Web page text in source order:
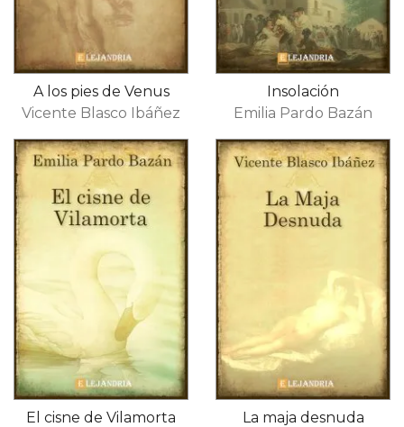
A los pies de Venus
Vicente Blasco Ibáñez
Insolación
Emilia Pardo Bazán
El cisne de Vilamorta
La maja desnuda